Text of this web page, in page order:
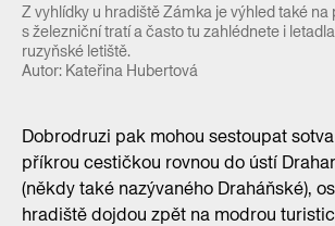
Z vyhlídky u hradiště Zámka je výhled také na
s železniční tratí a často tu zahlédnete i
ruzyňské letiště.
Autor: Kateřina Hubertová
Dobrodruzi pak mohou sestoupat
příkrou cestičkou rovnou do ústí
(někdy také nazývaného Draháňské),
hradiště dojdou zpět na modrou